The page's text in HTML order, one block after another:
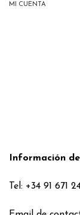
MI CUENTA
Información
Tel: +34 91 671 24